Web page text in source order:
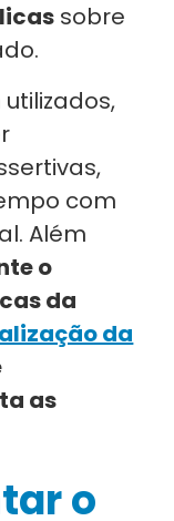
sobre
com
Além
o
da
da
as
o